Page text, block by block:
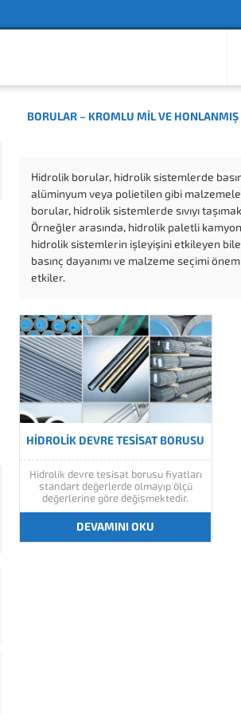
BORULAR – KROMLU MIL VE HONLANMIŞ
Hidrolik borular, hidrolik sistemlerde
alüminyum veya polietilen gibi
borular, hidrolik sistemlerde sıvıyı
Örneğler arasında, hidrolik paletli
hidrolik sistemlerin işleyişini etkileyen
basınç dayanımı ve malzeme seçimi
etkiler.
HIDROLIK DEVRE TESISAT BORUSU
Hidrolik devre tesisat borusu fiyatları
standart değerlerde olmayıp ölçü
değerlerine göre değişmektedir.
Hidrolik Devre Tesisat Borusu,
kusursuz sistem işleyişinde
belirlenmiş iki nokta arasındaki
akışkan aktarımını yapan parçadır.
DEVAMINI OKU